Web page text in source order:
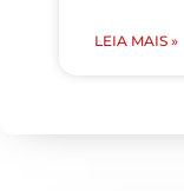
LEIA MAIS »